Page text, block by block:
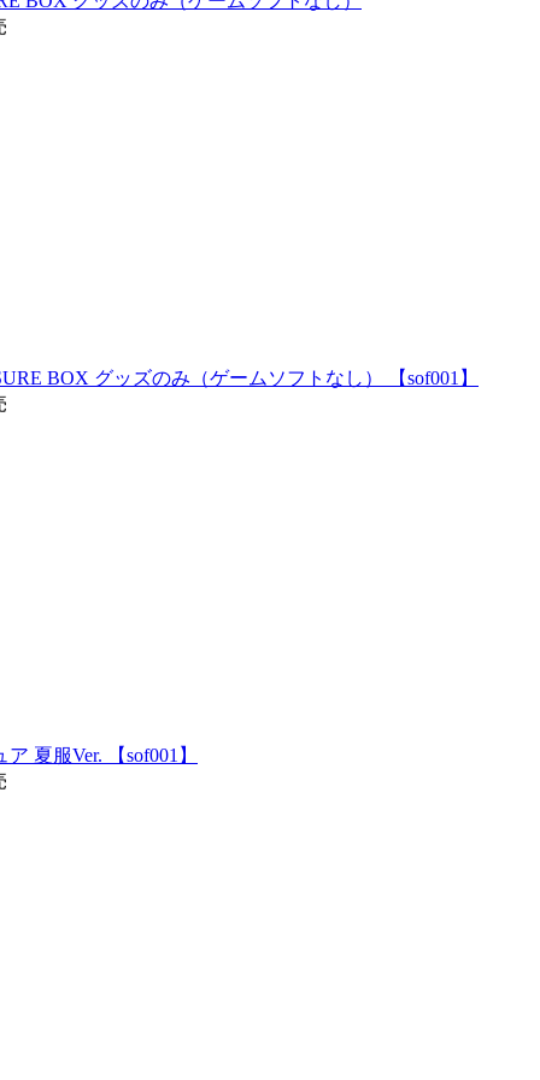
BOX グッズのみ（ゲームソフトなし） 【sof001】
夏服Ver. 【sof001】